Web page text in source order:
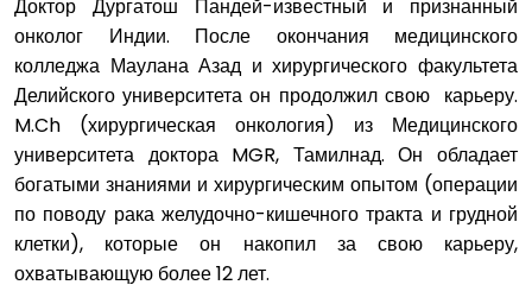
Доктор Дургатош Пандей-известный и признанный
онколог Индии. После окончания медицинского
колледжа Маулана Азад и хирургического факультета
Делийского университета он продолжил свою карьеру.
M.Ch (хирургическая онкология) из Медицинского
университета доктора MGR, Тамилнад. Он обладает
богатыми знаниями и хирургическим опытом (операции
по поводу рака желудочно-кишечного тракта и грудной
клетки), которые он накопил за свою карьеру,
охватывающую более 12 лет.